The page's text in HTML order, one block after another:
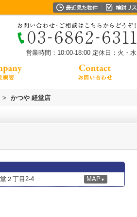
営業時間：10:00-18:00 定休日：火・水
> かつや 経堂店
２丁目2-4 MAP ▼